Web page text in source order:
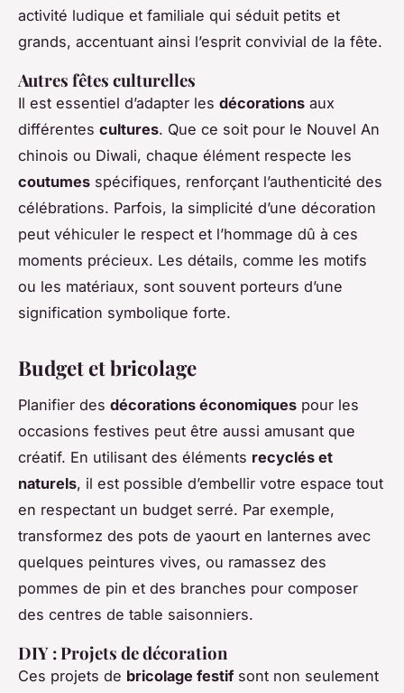
activité ludique et familiale qui séduit petits et
grands, accentuant ainsi l’esprit convivial de la fête.
Autres fêtes culturelles
Il est essentiel d’adapter les décorations aux
différentes cultures. Que ce soit pour le Nouvel An
chinois ou Diwali, chaque élément respecte les
coutumes spécifiques, renforçant l’authenticité des
célébrations. Parfois, la simplicité d’une décoration
peut véhiculer le respect et l’hommage dû à ces
moments précieux. Les détails, comme les motifs
ou les matériaux, sont souvent porteurs d’une
signification symbolique forte.
Budget et bricolage
Planifier des décorations économiques pour les
occasions festives peut être aussi amusant que
créatif. En utilisant des éléments recyclés et
naturels, il est possible d’embellir votre espace tout
en respectant un budget serré. Par exemple,
transformez des pots de yaourt en lanternes avec
quelques peintures vives, ou ramassez des
pommes de pin et des branches pour composer
des centres de table saisonniers.
DIY : Projets de décoration
Ces projets de bricolage festifsont non seulement